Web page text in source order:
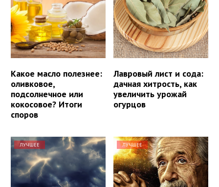
Какое масло полезнее:
оливковое,
подсолнечное или
кокосовое? Итоги
споров
Лавровый лист и сода:
дачная хитрость, как
увеличить урожай
огурцов
ЛУЧШЕЕ ЛУЧШЕЕ